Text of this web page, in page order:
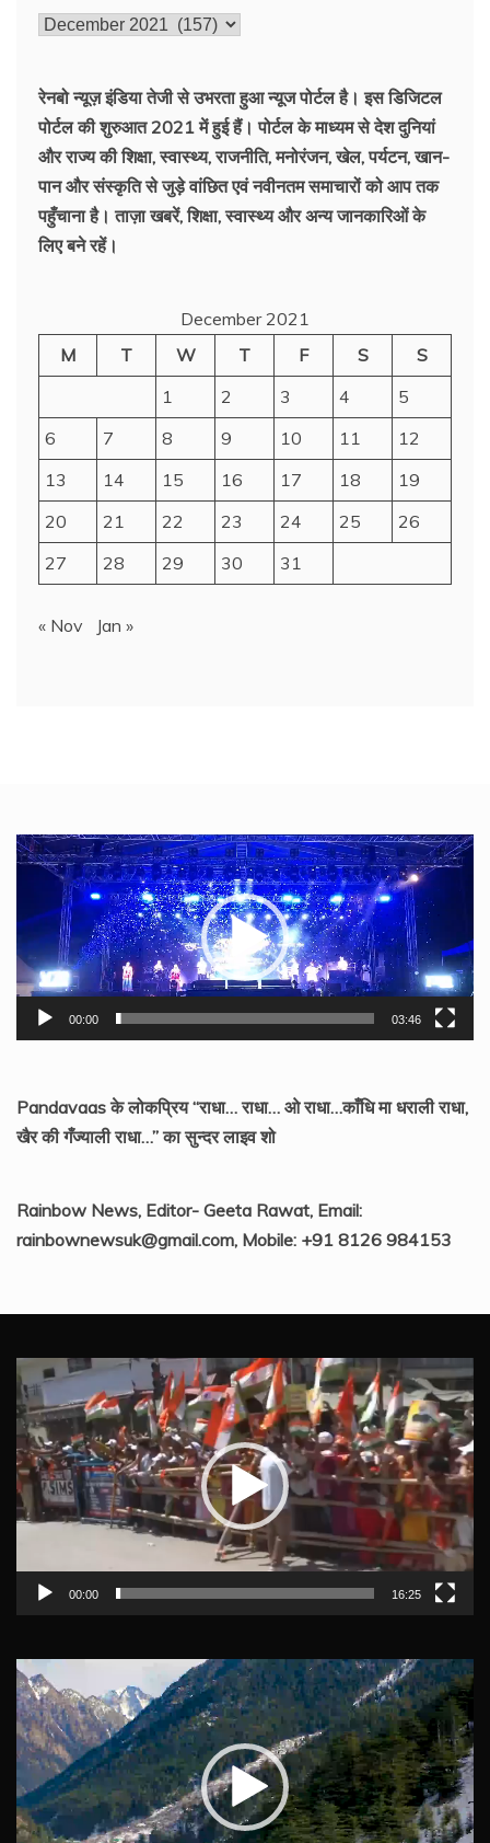
पहले
रेनबो न्यूज़ इंडिया तेजी से उभरता हुआ न्‍यूज पोर्टल है। इस डिजिटल
पोर्टल की शुरुआत 2021 में हुई हैं। पोर्टल के माध्यम से देश दुनियां
और राज्य की शिक्षा, स्वास्थ्य, राजनीति, मनोरंजन, खेल, पर्यटन, खान-
पान और संस्कृति से जुड़े वांछित एवं नवीनतम समाचारों को आप तक
पहुँचाना है। ताज़ा खबरें, शिक्षा, स्वास्थ्य और अन्य जानकारिओं के
लिए बने रहें।
December 2021
M
T W T F S
S
1
2 3 4
5
6
7 8 9 10 11
12
13
14 15 16 17 18
19
20
21 22 23 24 25
26
27
28 29 30 31
« Nov Jan »
Video
Player
00:00 03:46
Pandavaas के लोकप्रिय “राधा… राधा… ओ राधा…काँधि मा धराली राधा,
खैर की गँज्याली राधा…” का सुन्दर लाइव शो
Rainbow News, Editor- Geeta Rawat, Email:
rainbownewsuk@gmail.com, Mobile: +91 8126 984153
Video
Player
00:00 16:25
Video
Player